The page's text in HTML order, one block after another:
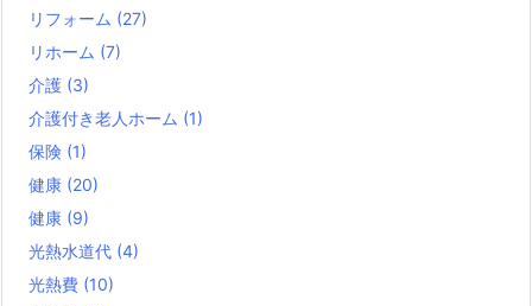
リフォーム (27)
リホーム (7)
介護 (3)
介護付き老人ホーム (1)
保険 (1)
健康 (20)
健康 (9)
光熱水道代 (4)
光熱費 (10)